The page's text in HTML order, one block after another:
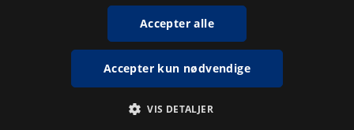
Accepter alle
Accepter kun nødvendige
VIS DETALJER